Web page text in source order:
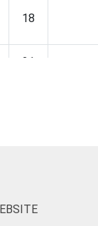
18
21
nos últimos